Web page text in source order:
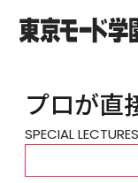
English
プロが直
SPECIAL LECTURES